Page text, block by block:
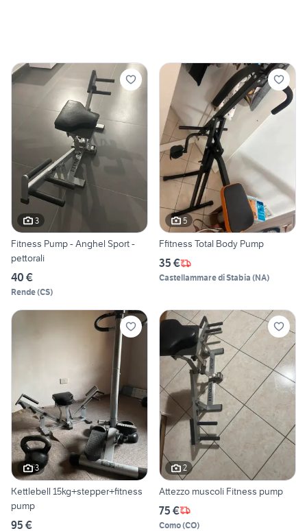
3
Fitness Pump - Anghel Sport -
pettorali
40 €
Rende(CS)
5
Ffitness Total Body Pump
35 €
Castellammare di Stabia (NA)
3
Kettlebell 15kg+stepper+fitness
pump
95 €
2
Attezzo muscoli Fitness pump
75 €
Como(CO)